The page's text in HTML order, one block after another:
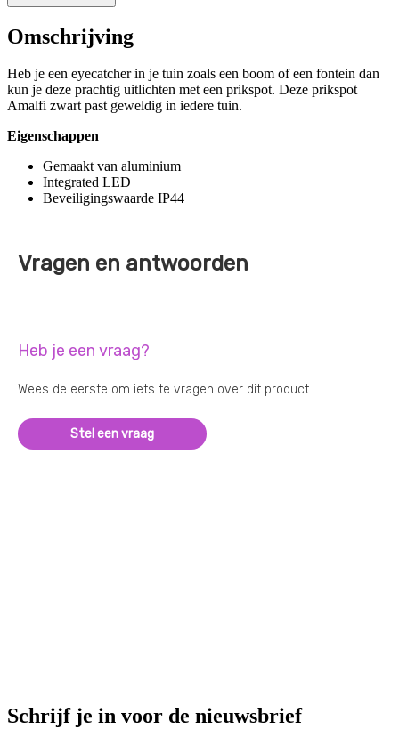
Omschrijving
Heb je een eyecatcher in je tuin zoals een boom of een fontein dan
kun je deze prachtig uitlichten met een prikspot. Deze prikspot
Amalfi zwart past geweldig in iedere tuin.
Eigenschappen
Gemaakt van aluminium
Integrated LED
Beveiligingswaarde IP44
Vragen en antwoorden
Heb je een vraag?
Wees de eerste om iets te vragen over dit product
Stel een vraag
Schrijf je in voor de nieuwsbrief